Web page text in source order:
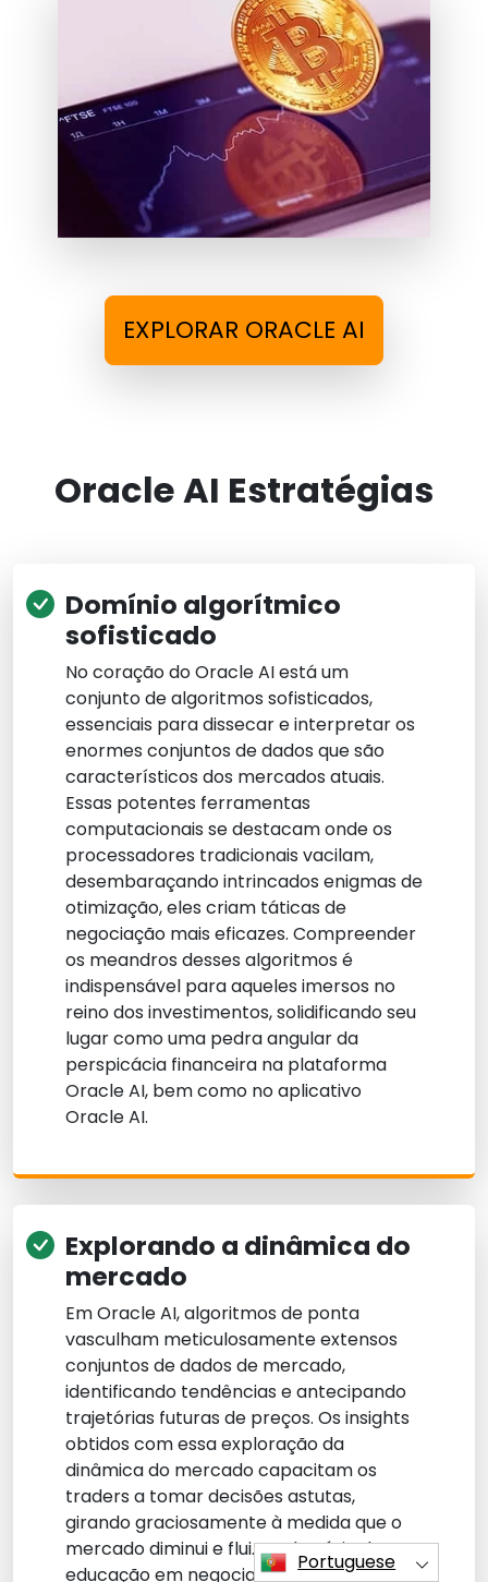
EXPLORAR ORACLE AI
Oracle AI Estratégias
Domínio algorítmico
sofisticado
No coração do Oracle AI está um
conjunto de algoritmos sofisticados,
essenciais para dissecar e interpretar os
enormes conjuntos de dados que são
característicos dos mercados atuais.
Essas potentes ferramentas
computacionais se destacam onde os
processadores tradicionais vacilam,
desembaraçando intrincados enigmas de
otimização, eles criam táticas de
negociação mais eficazes. Compreender
os meandros desses algoritmos é
indispensável para aqueles imersos no
reino dos investimentos, solidificando seu
lugar como uma pedra angular da
perspicácia financeira na plataforma
Oracle AI, bem como no aplicativo
Oracle AI.
Explorando a dinâmica do
mercado
Em Oracle AI, algoritmos de ponta
vasculham meticulosamente extensos
conjuntos de dados de mercado,
identificando tendências e antecipando
trajetórias futuras de preços. Os insights
obtidos com essa exploração da
dinâmica do mercado capacitam os
traders a tomar decisões astutas,
girando graciosamente à medida que o
mercado diminui e flui. No domínio da
educação em negociação de
Portuguese